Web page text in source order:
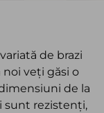
de brazi
noi veți găsi o
de la
sunt rezistenți,